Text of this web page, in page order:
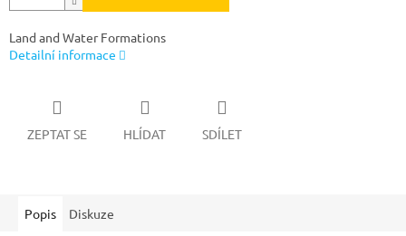
Land and Water Formations
Detailní informace
ZEPTAT SE HLÍDAT SDÍLET
Popis Diskuze